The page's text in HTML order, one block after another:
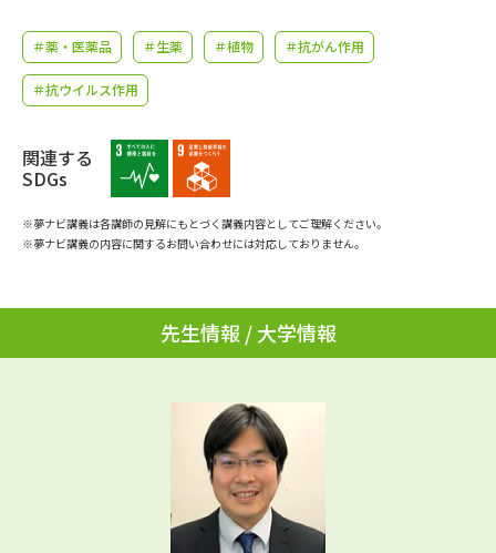
学問のミニ講義「夢ナビ講義」 学問分野解説
ユーザーサポート
Ｑ＆Ａ よくあるご質問 大学進学IDについて
受付内容・発送状況の確認
テレメール
テレメール進学カタログ
訂正のご案内
＃薬・医薬品 ＃生薬 ＃植物 ＃抗がん作用
＃抗ウイルス作用
関連する
SDGs
※夢ナビ講義は各講師の見解にもとづく講義内容としてご理解ください。
※夢ナビ講義の内容に関するお問い合わせには対応しておりません。
先生情報 / 大学情報